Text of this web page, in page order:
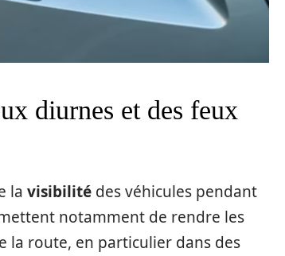
diurnes et des feux
la visibilité des véhicules pendant
notamment de rendre les
la route, en particulier dans des